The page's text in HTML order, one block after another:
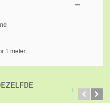
1 meter